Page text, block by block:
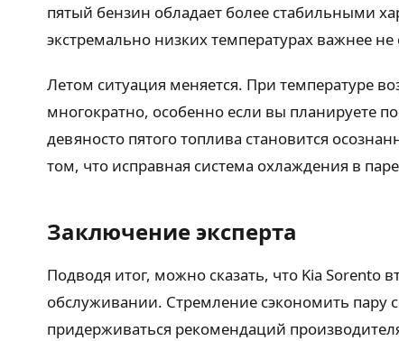
пятый бензин обладает более стабильными
экстремально низких температурах важнее
Летом ситуация меняется. При температуре
многократно, особенно если вы планируете
девяносто пятого топлива становится
том, что исправная система охлаждения в
Заключение эксперта
Подводя итог, можно сказать, что Kia Sorento
обслуживании. Стремление сэкономить пару
придерживаться рекомендаций